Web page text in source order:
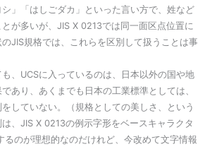
」「はしごダカ」といった言い方で、姓など
が多いが、JIS X 0213では同一面区点位置に
JIS規格では、これらを区別して扱うことは事
、UCSに入っているのは、日本以外の国や地
あり、あくまでも日本の工業標準としては、
していない。（規格としての美しさ、という
、JIS X 0213の例示字形をベースキャラクタ
るのが理想的なのだけれど、今改めて文字情報